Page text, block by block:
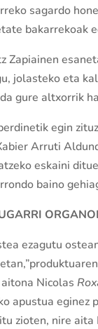
sagardo
bakarrekoak
Zapiainen
jolasteko eta
gure altxorrik
egin
Arruti
eskaini
baino
ezagutu
Nicolas
apustua eginez
zioten, nire aita